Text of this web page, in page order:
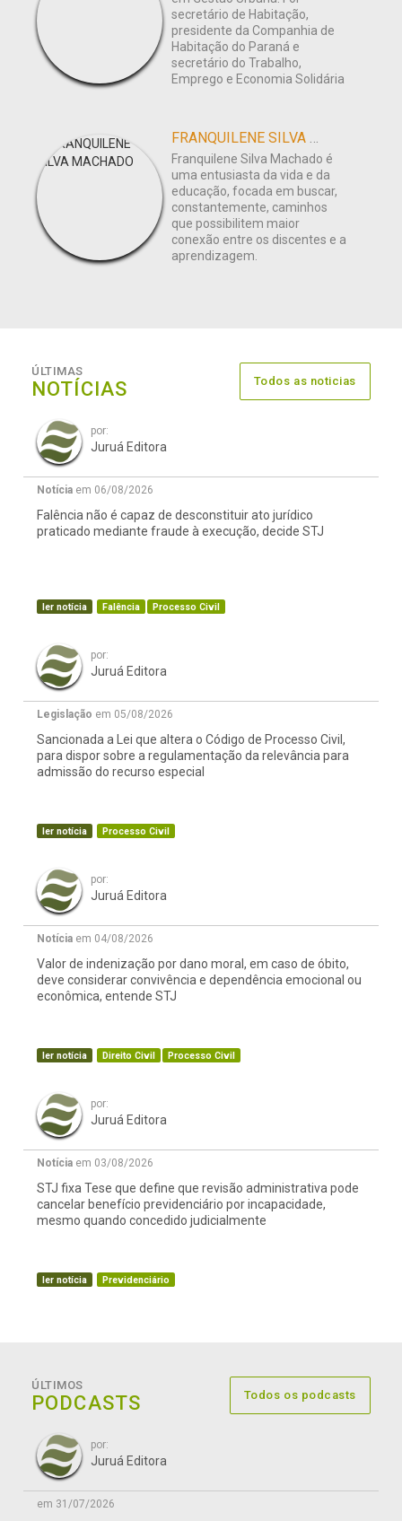
secretário de Habitação,
presidente da Companhia de
Habitação do Paraná e
secretário do Trabalho,
Emprego e Economia Solidária
FRANQUILENE SILVA MACHADO
Franquilene Silva Machado é
uma entusiasta da vida e da
educação, focada em buscar,
constantemente, caminhos
que possibilitem maior
conexão entre os discentes e a
aprendizagem.
ÚLTIMAS
NOTÍCIAS Todos as noticias
por:
Juruá Editora
Notícia em 06/08/2026
Falência não é capaz de desconstituir ato jurídico
praticado mediante fraude à execução, decide STJ
ler notícia Falência Processo Civil
por:
Juruá Editora
Legislação em 05/08/2026
Sancionada a Lei que altera o Código de Processo Civil,
para dispor sobre a regulamentação da relevância para
admissão do recurso especial
ler notícia Processo Civil
por:
Juruá Editora
Notícia em 04/08/2026
Valor de indenização por dano moral, em caso de óbito,
deve considerar convivência e dependência emocional ou
econômica, entende STJ
ler notícia Direito Civil Processo Civil
por:
Juruá Editora
Notícia em 03/08/2026
STJ fixa Tese que define que revisão administrativa pode
cancelar benefício previdenciário por incapacidade,
mesmo quando concedido judicialmente
ler notícia Previdenciário
ÚLTIMOS
PODCASTS Todos os podcasts
por:
Juruá Editora
em 31/07/2026